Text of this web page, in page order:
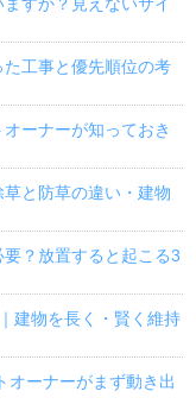
工事と優先順位の考
ーナーが知っておき
と防草の違い・建物
？放置すると起こる3
建物を長く・賢く維持
オーナーがまず動き出